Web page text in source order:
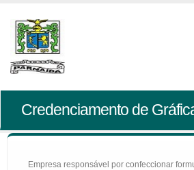
Credenciamento de
Empresa responsável por confeccionar